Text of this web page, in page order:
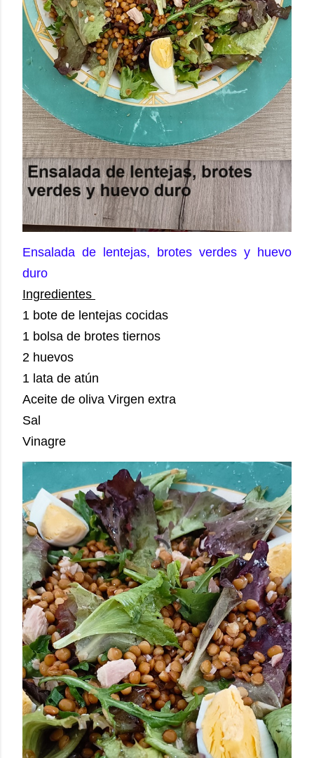
Ensalada de lentejas, brotes verdes y huevo
duro
Ingredientes
1 bote de lentejas cocidas
1 bolsa de brotes tiernos
2 huevos
1 lata de atún
Aceite de oliva Virgen extra
Sal
Vinagre